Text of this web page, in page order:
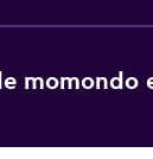
momondo